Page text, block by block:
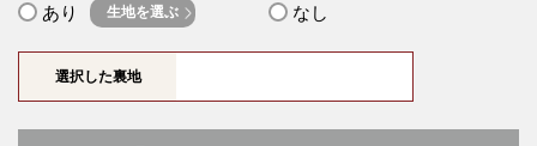
あり 生地を選ぶ なし
選択した裏地